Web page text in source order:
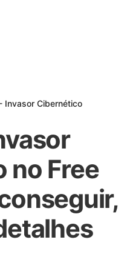
Invasor Cibernético
no Free